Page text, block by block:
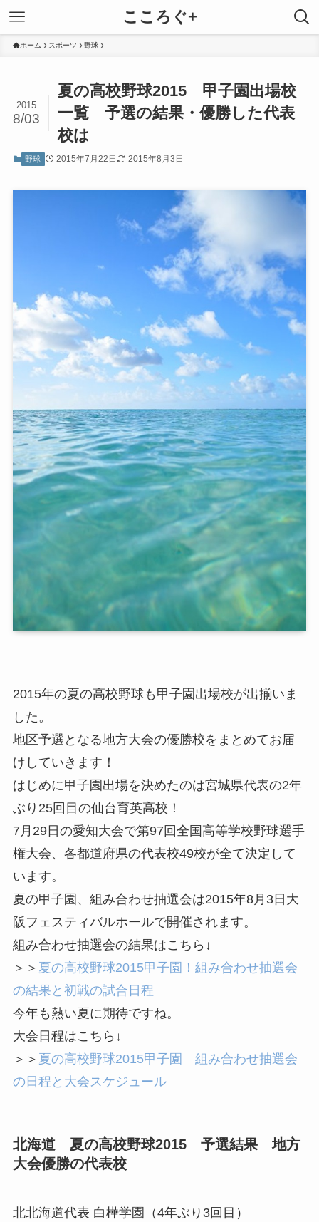
こころぐ+
ホーム スポーツ 野球
夏の高校野球2015 甲子園出場校
一覧 予選の結果・優勝した代表
校は
2015
8/03
野球 2015年7月22日 2015年8月3日
2015年の夏の高校野球も甲子園出場校が出揃いま
した。
地区予選となる地方大会の優勝校をまとめてお届
けしていきます！
はじめに甲子園出場を決めたのは宮城県代表の2年
ぶり25回目の仙台育英高校！
7月29日の愛知大会で第97回全国高等学校野球選手
権大会、各都道府県の代表校49校が全て決定して
います。
夏の甲子園、組み合わせ抽選会は2015年8月3日大
阪フェスティバルホールで開催されます。
組み合わせ抽選会の結果はこちら↓
＞＞ 夏の高校野球2015甲子園！組み合わせ抽選会
の結果と初戦の試合日程
今年も熱い夏に期待ですね。
大会日程はこちら↓
＞＞ 夏の高校野球2015甲子園 組み合わせ抽選会
の日程と大会スケジュール
北海道 夏の高校野球2015 予選結果 地方
大会優勝の代表校
北北海道代表 白樺学園（4年ぶり3回目）